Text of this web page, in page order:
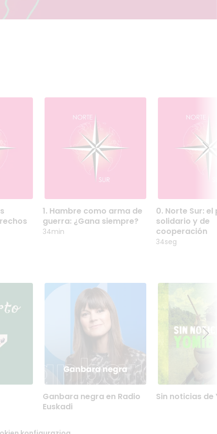
1. HAMBRE COMO
ARMA DE GUERRA:
¿GANA SIEMPRE?
0. NORTE
PODCAST
Y DE
1. Hambre como arma de
guerra: ¿Gana siempre?
34min
0. Norte Sur:
solidario y de
cooperación
34seg
GANBARA NEGRA EN
RADIO EUSKADI
SIN
Ganbara negra en Radio
Euskadi
Sin noticias
de Gaza?